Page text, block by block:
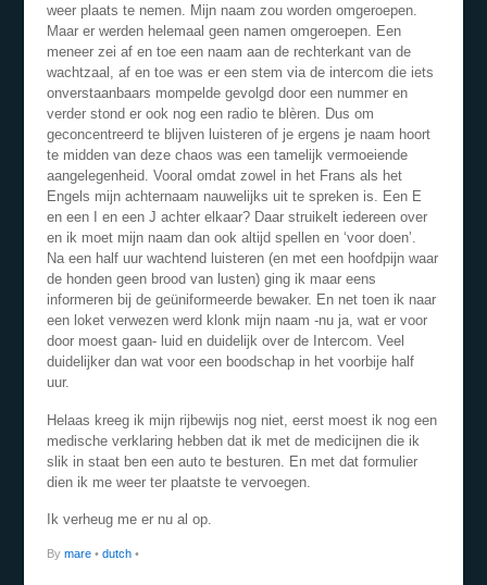
weer plaats te nemen. Mijn naam zou worden omgeroepen.
Maar er werden helemaal geen namen omgeroepen. Een
meneer zei af en toe een naam aan de rechterkant van de
wachtzaal, af en toe was er een stem via de intercom die iets
onverstaanbaars mompelde gevolgd door een nummer en
verder stond er ook nog een radio te blèren. Dus om
geconcentreerd te blijven luisteren of je ergens je naam hoort
te midden van deze chaos was een tamelijk vermoeiende
aangelegenheid. Vooral omdat zowel in het Frans als het
Engels mijn achternaam nauwelijks uit te spreken is. Een E
en een I en een J achter elkaar? Daar struikelt iedereen over
en ik moet mijn naam dan ook altijd spellen en ‘voor doen’.
Na een half uur wachtend luisteren (en met een hoofdpijn waar
de honden geen brood van lusten) ging ik maar eens
informeren bij de geüniformeerde bewaker. En net toen ik naar
een loket verwezen werd klonk mijn naam -nu ja, wat er voor
door moest gaan- luid en duidelijk over de Intercom. Veel
duidelijker dan wat voor een boodschap in het voorbije half
uur.
Helaas kreeg ik mijn rijbewijs nog niet, eerst moest ik nog een
medische verklaring hebben dat ik met de medicijnen die ik
slik in staat ben een auto te besturen. En met dat formulier
dien ik me weer ter plaatste te vervoegen.
Ik verheug me er nu al op.
By mare• dutch•